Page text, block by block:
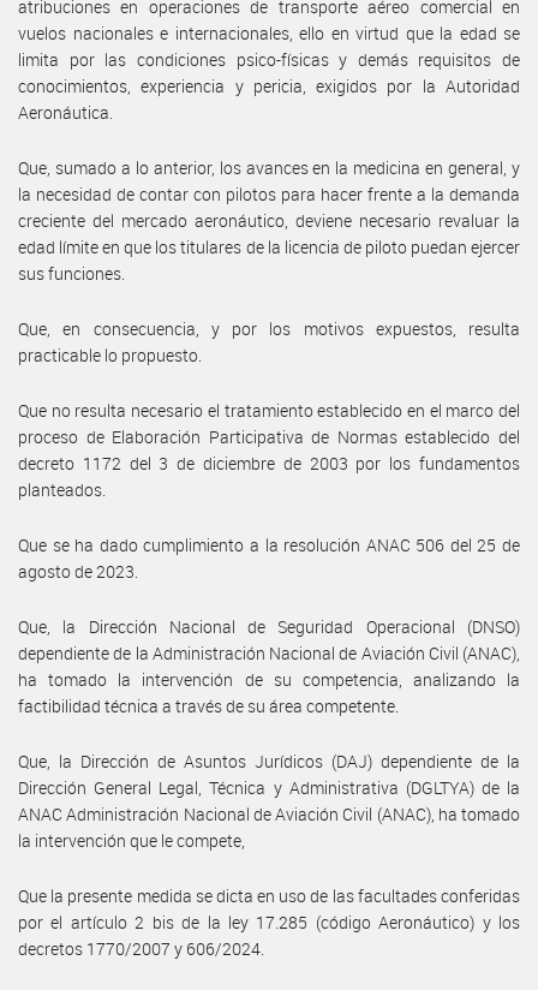
atribuciones en operaciones de transporte aéreo comercial en
vuelos nacionales e internacionales, ello en virtud que la edad se
limita por las condiciones psico-físicas y demás requisitos de
conocimientos, experiencia y pericia, exigidos por la Autoridad
Aeronáutica.
Que, sumado a lo anterior, los avances en la medicina en general, y
la necesidad de contar con pilotos para hacer frente a la demanda
creciente del mercado aeronáutico, deviene necesario revaluar la
edad límite en que los titulares de la licencia de piloto puedan ejercer
sus funciones.
Que, en consecuencia, y por los motivos expuestos, resulta
practicable lo propuesto.
Que no resulta necesario el tratamiento establecido en el marco del
proceso de Elaboración Participativa de Normas establecido del
decreto 1172 del 3 de diciembre de 2003 por los fundamentos
planteados.
Que se ha dado cumplimiento a la resolución ANAC 506 del 25 de
agosto de 2023.
Que, la Dirección Nacional de Seguridad Operacional (DNSO)
dependiente de la Administración Nacional de Aviación Civil (ANAC),
ha tomado la intervención de su competencia, analizando la
factibilidad técnica a través de su área competente.
Que, la Dirección de Asuntos Jurídicos (DAJ) dependiente de la
Dirección General Legal, Técnica y Administrativa (DGLTYA) de la
ANAC Administración Nacional de Aviación Civil (ANAC), ha tomado
la intervención que le compete,
Que la presente medida se dicta en uso de las facultades conferidas
por el artículo 2 bis de la ley 17.285 (código Aeronáutico) y los
decretos 1770/2007 y 606/2024.